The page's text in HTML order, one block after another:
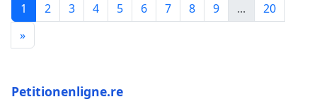
1 2 3 4 5 6 7 8 9 ...
20
»
Petitionenligne.re